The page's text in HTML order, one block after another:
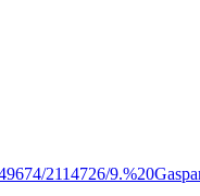
2114726/